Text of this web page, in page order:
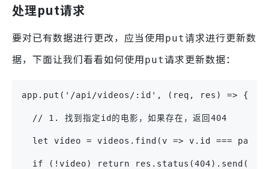
处理put请求
要对已有数据进行更改，应当使用put请求进行更新数
据，下面让我们看看如何使用put请求更新数据：
app.put('/api/videos/:id', (req, res) => {
  // 1. 找到指定id的电影，如果存在，返回404
let video = videos.find(v => v.id ===
if (!video) return